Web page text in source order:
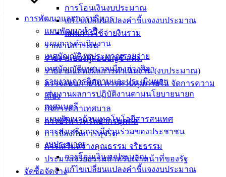
การโอนเงินงบประมาณ
แก้ไขเปลี่ยนแปลงคำชี้แจงงบประมาณ
แผนการใช้จ่ายงินรวม
รายงานการเงิน
รายงานของผู้สอบบัญชี สตง.
รายงานแสดงผลการดำเนินงาน (งบประมาณ)
ตรวจสอบภายใน การควบคุมภายใน จัดการความ
เสี่ยง
กิจการสภาเทศบาล
การบริหารทรัพยากรบุคคล
การป้องกันการทุจริต
การเสริมสร้างคุณธรรม จริยธรรม
ประมวลจริยธรรมสำหรับเจ้าหน้าที่ของรัฐ
จัดซื้อจัดจ้าง
การพัฒนาและการบริหาร
แผนพัฒนาห้าปี
แผนการดำเนินงาน
เทศบัญญัติงบประมาณรายจ่าย
เทศบัญญัติเทศบาลเมืองอ่างศิลา
รายงานการติดตามและประเมินผลฯ
รายงานผลการปฏิบัติงานตามนโยบายนายก
เทศมนตรี
แผนพัฒนาด้านเทคโนโลยีสารสนเทศ
การส่งเสริมการมีส่วนร่วมของประชาชน
งบประมาณ
การโอนเงินงบประมาณ
แก้ไขเปลี่ยนแปลงคำชี้แจงงบประมาณ
– ไลน์ : ค้นหา @angsilacity หรือคลิ๊กลิงก์https://lin.ee/CSA0kz3
https://www.youtube.com/@angsilacity/videos
– เฟซบุ๊ก : https://www.facebook.com/angsilacity.chonburi
– ติ๊กต๊อก : https://www.tiktok.com/@angsilacity
– โทรศัพท์สำนักงาน : 038142100 ถึง 104
เทศบาล
เมืองอ่าง
ศิลา